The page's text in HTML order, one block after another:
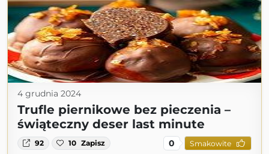
4 grudnia 2024
Trufle piernikowe bez pieczenia –
świąteczny deser last minute
92 10 Zapisz 0 Smakowite